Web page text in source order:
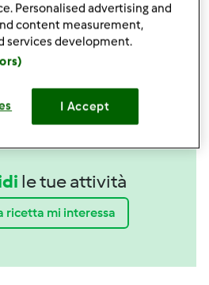
TM6
le tue attività
ricetta mi interessa
Personalised advertising and
content measurement,
services development.
I Accept